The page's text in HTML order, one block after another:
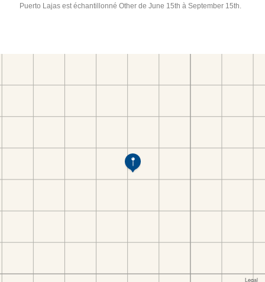
Puerto Lajas est échantillonné Other de June 15th à September 15th.